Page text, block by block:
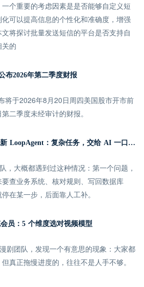
个重要的考虑因素是是否能够自定义短
可以提高信息的个性化和准确度，增强
将探讨批量发送短信的平台是否支持自
的
布2026年第二季度财报
将于2026年8月20日周四美国股市开市前
二季度未经审计的财报。
极光旗下 GPTBots.ai 上新 LoopAgent：复杂任务，交给 AI 一口气跑完
，大概都遇到过这种情况：第一个问题，
查业务系统、核对规则、写回数据库
某一步，后面靠人工补。
员：5 个维度选对视频模型
剧团队，发现一个有意思的现象：大家都
真正拖慢进度的，往往不是人手不够。